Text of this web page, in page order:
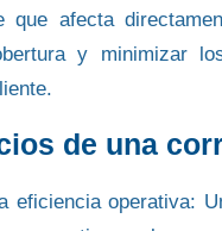
que afecta
y minimizar
.
de una
eficiencia operativa: